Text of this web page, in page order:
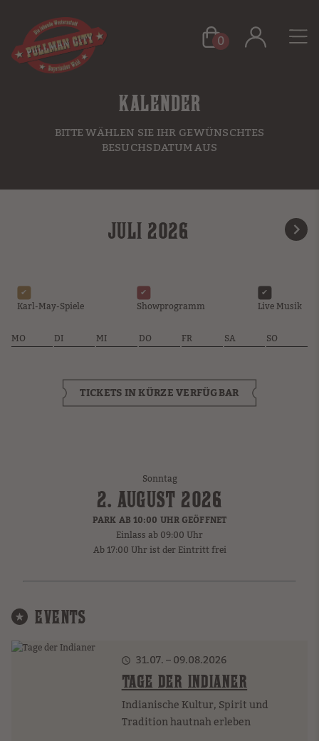
0
KALENDER
BITTE WÄHLEN SIE IHR GEWÜNSCHTES
BESUCHSDATUM AUS
JULI 2026
Karl-May-Spiele Showprogramm
Live Musik
MO
DI MI DO FR SA SO
TICKETS IN KÜRZE VERFÜGBAR
Sonntag
2. AUGUST 2026
PARK AB 10:00 UHR GEÖFFNET
Einlass ab 09:00 Uhr
Ab 17:00 Uhr ist der Eintritt frei
EVENTS
31.07. – 09.08.2026
TAGE DER INDIANER
Indianische Kultur, Spirit und
Tradition hautnah erleben